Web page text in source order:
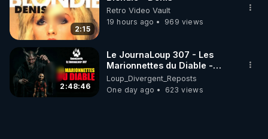
2:15
Retro Video Vault
19 hours ago
969 views
2:48:46
Le JournaLoup 307 - Les
Marionnettes du Diable -
Loup Divergent 2026.08.07
Loup_Divergent_Reposts
One day ago
623 views